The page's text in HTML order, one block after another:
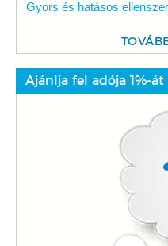
Gyors és hatásos
Ajánlja fel adója 1%-át